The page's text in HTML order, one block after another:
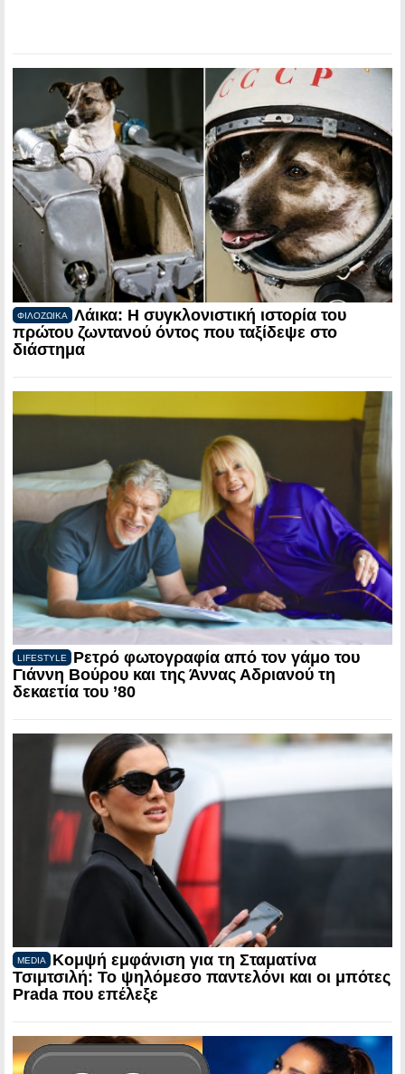
ΦΙΛΟΖΩΙΚΑ
Λάικα: Η συγκλονιστική ιστορία του
πρώτου ζωντανού όντος που ταξίδεψε στο
διάστημα
LIFESTYLE
Ρετρό φωτογραφία από τον γάμο του
Γιάννη Βούρου και της Άννας Αδριανού τη
δεκαετία του ’80
MEDIA
Κομψή εμφάνιση για τη Σταματίνα
Τσιμτσιλή: Το ψηλόμεσο παντελόνι και οι μπότες
Prada που επέλεξε